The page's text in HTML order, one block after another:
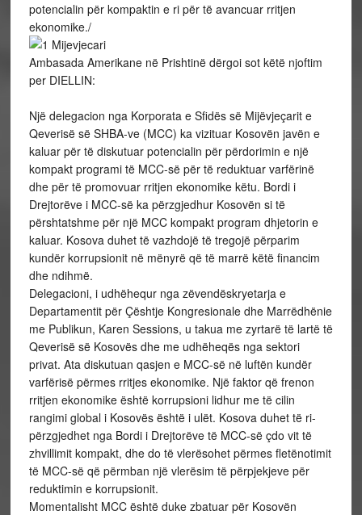
potencialin për kompaktin e ri për të avancuar rritjen
ekonomike./
Ambasada Amerikane në Prishtinë dërgoi sot këtë njoftim
per DIELLIN:
Një delegacion nga Korporata e Sfidës së Mijëvjeçarit e
Qeverisë së SHBA-ve (MCC) ka vizituar Kosovën javën e
kaluar për të diskutuar potencialin për përdorimin e një
kompakt programi të MCC-së për të reduktuar varfërinë
dhe për të promovuar rritjen ekonomike këtu. Bordi i
Drejtorëve i MCC-së ka përzgjedhur Kosovën si të
përshtatshme për një MCC kompakt program dhjetorin e
kaluar. Kosova duhet të vazhdojë të tregojë përparim
kundër korrupsionit në mënyrë që të marrë këtë financim
dhe ndihmë.
Delegacioni, i udhëhequr nga zëvendëskryetarja e
Departamentit për Çështje Kongresionale dhe Marrëdhënie
me Publikun, Karen Sessions, u takua me zyrtarë të lartë të
Qeverisë së Kosovës dhe me udhëheqës nga sektori
privat. Ata diskutuan qasjen e MCC-së në luftën kundër
varfërisë përmes rritjes ekonomike. Një faktor që frenon
rritjen ekonomike është korrupsioni lidhur me të cilin
rangimi global i Kosovës është i ulët. Kosova duhet të ri-
përzgjedhet nga Bordi i Drejtorëve të MCC-së çdo vit të
zhvillimit kompakt, dhe do të vlerësohet përmes fletënotimit
të MCC-së që përmban një vlerësim të përpjekjeve për
reduktimin e korrupsionit.
Momentalisht MCC është duke zbatuar për Kosovën